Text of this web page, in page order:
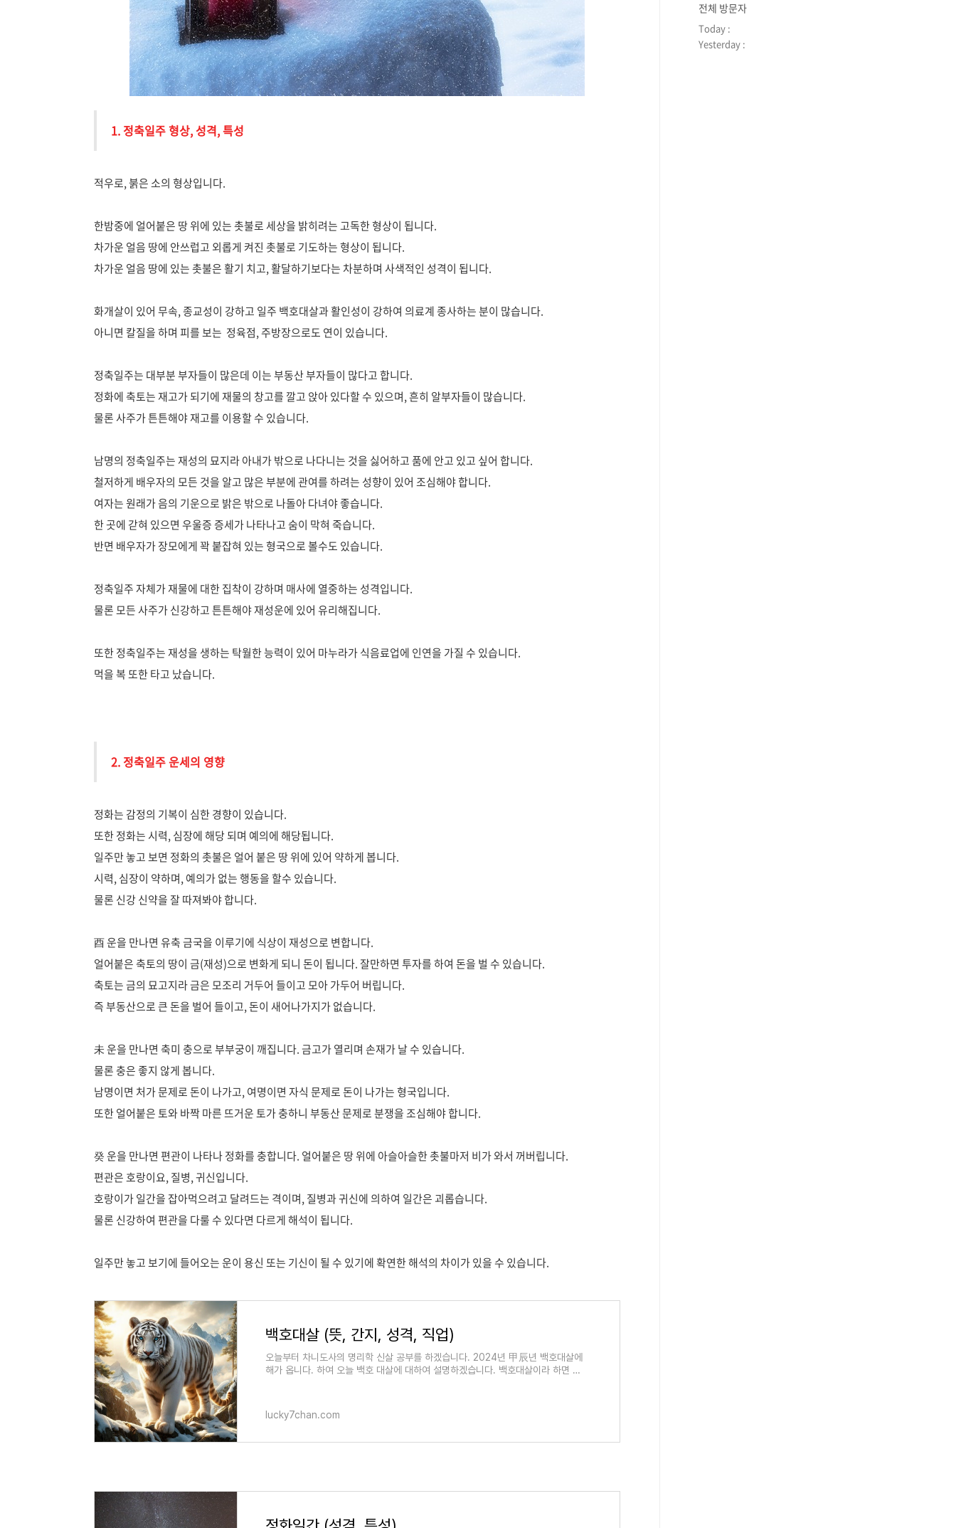
1. 정축일주 형상, 성격, 특성
적우로, 붉은 소의 형상입니다.
한밤중에 얼어붙은 땅 위에 있는 촛불로 세상을 밝히려는 고독한 형상이 됩니다.
차가운 얼음 땅에 안쓰럽고 외롭게 켜진 촛불로 기도하는 형상이 됩니다.
차가운 얼음 땅에 있는 촛불은 활기 치고, 활달하기보다는 차분하며 사색적인 성격이 됩니다.
화개살이 있어 무속, 종교성이 강하고 일주 백호대살과 활인성이 강하여 의료계 종사하는 분이 많습니다.
아니면 칼질을 하며 피를 보는 정육점, 주방장으로도 연이 있습니다.
정축일주는 대부분 부자들이 많은데 이는 부동산 부자들이 많다고 합니다.
정화에 축토는 재고가 되기에 재물의 창고를 깔고 앉아 있다할 수 있으며, 흔히 알부자들이 많습니다.
물론 사주가 튼튼해야 재고를 이용할 수 있습니다.
남명의 정축일주는 재성의 묘지라 아내가 밖으로 나다니는 것을 싫어하고 품에 안고 있고 싶어 합니다.
철저하게 배우자의 모든 것을 알고 많은 부분에 관여를 하려는 성향이 있어 조심해야 합니다.
여자는 원래가 음의 기운으로 밝은 밖으로 나돌아 다녀야 좋습니다.
한 곳에 갇혀 있으면 우울증 증세가 나타나고 숨이 막혀 죽습니다.
반면 배우자가 장모에게 꽉 붙잡혀 있는 형국으로 볼수도 있습니다.
정축일주 자체가 재물에 대한 집착이 강하며 매사에 열중하는 성격입니다.
물론 모든 사주가 신강하고 튼튼해야 재성운에 있어 유리해집니다.
또한 정축일주는 재성을 생하는 탁월한 능력이 있어 마누라가 식음료업에 인연을 가질 수 있습니다.
먹을 복 또한 타고 났습니다.
2. 정축일주 운세의 영향
정화는 감정의 기복이 심한 경향이 있습니다.
또한 정화는 시력, 심장에 해당 되며 예의에 해당됩니다.
일주만 놓고 보면 정화의 촛불은 얼어 붙은 땅 위에 있어 약하게 봅니다.
시력, 심장이 약하며, 예의가 없는 행동을 할수 있습니다.
물론 신강 신약을 잘 따져봐야 합니다.
酉 운을 만나면 유축 금국을 이루기에 식상이 재성으로 변합니다.
얼어붙은 축토의 땅이 금(재성)으로 변화게 되니 돈이 됩니다. 잘만하면 투자를 하여 돈을 벌 수 있습니다.
축토는 금의 묘고지라 금은 모조리 거두어 들이고 모아 가두어 버립니다.
즉 부동산으로 큰 돈을 벌어 들이고, 돈이 새어나가지가 없습니다.
未 운을 만나면 축미 충으로 부부궁이 깨집니다. 금고가 열리며 손재가 날 수 있습니다.
물론 충은 좋지 않게 봅니다.
남명이면 처가 문제로 돈이 나가고, 여명이면 자식 문제로 돈이 나가는 형국입니다.
또한 얼어붙은 토와 바짝 마른 뜨거운 토가 충하니 부동산 문제로 분쟁을 조심해야 합니다.
癸 운을 만나면 편관이 나타나 정화를 충합니다. 얼어붙은 땅 위에 아슬아슬한 촛불마저 비가 와서 꺼버립니다.
편관은 호랑이요, 질병, 귀신입니다.
호랑이가 일간을 잡아먹으려고 달려드는 격이며, 질병과 귀신에 의하여 일간은 괴롭습니다.
물론 신강하여 편관을 다룰 수 있다면 다르게 해석이 됩니다.
일주만 놓고 보기에 들어오는 운이 용신 또는 기신이 될 수 있기에 확연한 해석의 차이가 있을 수 있습니다.
백호대살 (뜻, 간지, 성격, 직업)
오늘부터 차니도사의 명리학 신살 공부를 하겠습니다. 2024년 甲辰년 백호대살에
해가 옵니다. 하여 오늘 백호 대살에 대하여 설명하겠습니다. 백호대살이라 하면 흉
lucky7chan.com
전체 방문자
Today :
Yesterday :